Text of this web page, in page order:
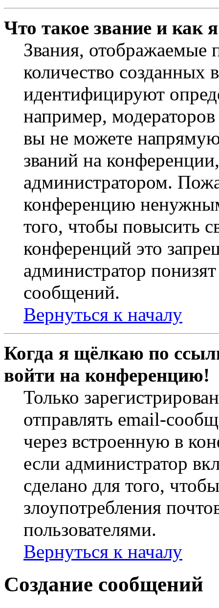
Что такое звание и как
Звания,
количество
идентифицируют
например,
вы не можете
званий на
администратором.
конференцию
того, чтобы повысить
конференций это
администратор
сообщений.
Вернуться к началу
Когда я щёлкаю по
войти на конференцию!
Только
отправлять email-
через встроенную в
если администратор
сделано для того,
злоупотребления
пользователями.
Вернуться к началу
Создание сообщений